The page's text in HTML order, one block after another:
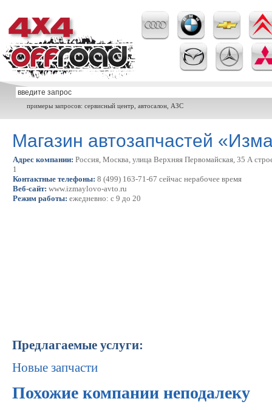
примеры запросов: сервисный центр, автосалон, АЗС
Магазин автозапчастей
Адрес компании: Россия, Москва, улица Верхняя Первомайская, 35 А
1
Контактные телефоны: 8 (499) 163-71-67 сейчас нерабочее время
Веб-сайт: www.izmaylovo-avto.ru
Режим работы: ежедневно: с 9 до 20
Предлагаемые услуги:
Новые запчасти
Похожие компании неподалеку